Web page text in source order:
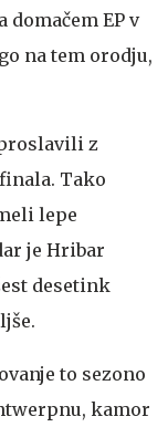
EP v
na tem orodju,
z
Tako
lepe
je Hribar
desetink
to sezono
kamor